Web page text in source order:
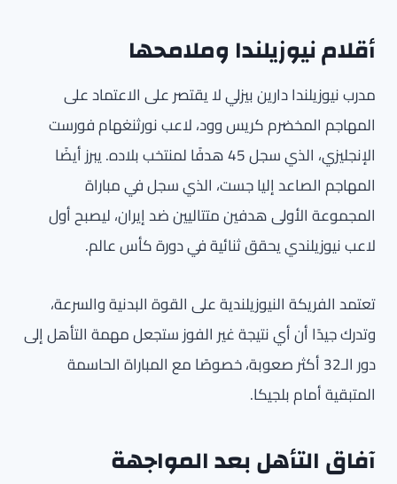
أقلام نيوزيلندا وملامحها
مدرب نيوزيلندا دارين بيزلي لا يقتصر على الاعتماد على
المهاجم المخضرم كريس وود، لاعب نورثنغهام فورست
الإنجليزي، الذي سجل 45 هدفًا لمنتخب بلاده. يبرز أيضًا
المهاجم الصاعد إليا جست، الذي سجل في مباراة
المجموعة الأولى هدفين متتاليين ضد إيران، ليصبح أول
لاعب نيوزيلندي يحقق ثنائية في دورة كأس عالم.
تعتمد الفريكة النيوزيلندية على القوة البدنية والسرعة،
وتدرك جيدًا أن أي نتيجة غير الفوز ستجعل مهمة التأهل إلى
دور الـ32 أكثر صعوبة، خصوصًا مع المباراة الحاسمة
المتبقية أمام بلجيكا.
آفاق التأهل بعد المواجهة